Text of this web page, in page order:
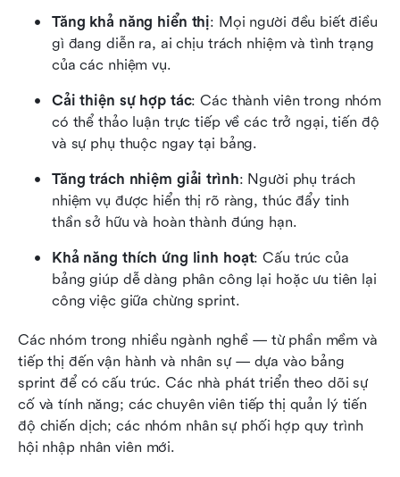
Tăng khả năng hiển thị: Mọi người đều biết điều
gì đang diễn ra, ai chịu trách nhiệm và tình trạng
của các nhiệm vụ.
Cải thiện sự hợp tác: Các thành viên trong nhóm
có thể thảo luận trực tiếp về các trở ngại, tiến độ
và sự phụ thuộc ngay tại bảng.
Tăng trách nhiệm giải trình: Người phụ trách
nhiệm vụ được hiển thị rõ ràng, thúc đẩy tinh
thần sở hữu và hoàn thành đúng hạn.
Khả năng thích ứng linh hoạt: Cấu trúc của
bảng giúp dễ dàng phân công lại hoặc ưu tiên lại
công việc giữa chừng sprint.
Các nhóm trong nhiều ngành nghề — từ phần mềm và
tiếp thị đến vận hành và nhân sự — dựa vào bảng
sprint để có cấu trúc. Các nhà phát triển theo dõi sự
cố và tính năng; các chuyên viên tiếp thị quản lý tiến
độ chiến dịch; các nhóm nhân sự phối hợp quy trình
hội nhập nhân viên mới.